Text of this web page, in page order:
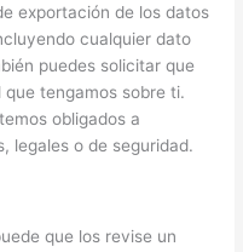
exportación de los datos
cualquier dato
puedes solicitar que
tengamos sobre ti.
obligados a
legales o de seguridad.
que los revise un